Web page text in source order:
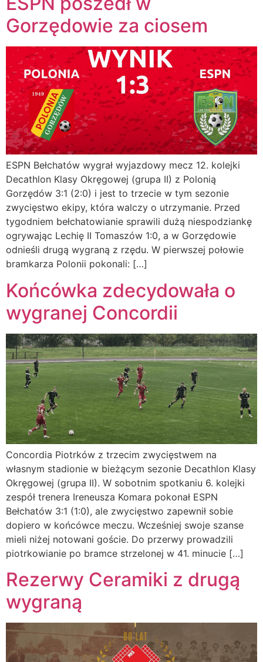
Gorzędowie za ciosem
ESPN Bełchatów wygrał wyjazdowy mecz 12. kolejki
Decathlon Klasy Okręgowej (grupa II) z Polonią
Gorzędów 3:1 (2:0) i jest to trzecie w tym sezonie
zwycięstwo ekipy, która walczy o utrzymanie. Przed
tygodniem bełchatowianie sprawili dużą niespodziankę
ogrywając Lechię II Tomaszów 1:0, a w Gorzędowie
odnieśli drugą wygraną z rzędu. W pierwszej połowie
bramkarza Polonii pokonali: […]
Końcówka zdecydowała o
wygranej Concordii
Concordia Piotrków z trzecim zwycięstwem na
własnym stadionie w bieżącym sezonie Decathlon Klasy
Okręgowej (grupa II). W sobotnim spotkaniu 6. kolejki
zespół trenera Ireneusza Komara pokonał ESPN
Bełchatów 3:1 (1:0), ale zwycięstwo zapewnił sobie
dopiero w końcówce meczu. Wcześniej swoje szanse
mieli niżej notowani goście. Do przerwy prowadzili
piotrkowianie po bramce strzelonej w 41. minucie […]
Rezerwy Ceramiki z drugą
wygraną